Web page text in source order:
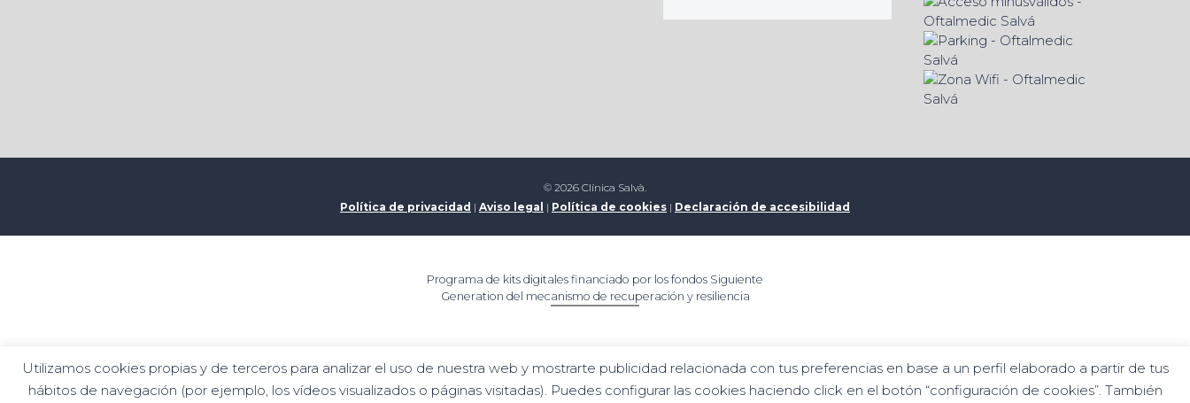
© 2026 Clínica Salvà.
Política de privacidad | Aviso legal | Política de cookies | Declaración de accesibilidad
Utilizamos cookies propias y de terceros para analizar el uso de nuestra web y mostrarte publicidad relacionada con tus preferencias en base a un perfil elaborado a partir de tus
hábitos de navegación (por ejemplo, los vídeos visualizados o páginas visitadas). Puedes configurar las cookies haciendo click en el botón “configuración de cookies”. También
Programa de kits digitales financiado por los fondos Siguiente
Generation del mecanismo de recuperación y resiliencia